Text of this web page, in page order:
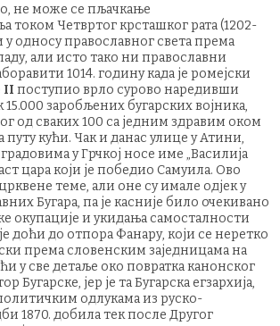
не може се пљачкање
током Четвртог крсташког рата (1202-
у односу православног света према
али исто тако ни православни
1014. годину када је ромејски
II поступио врло сурово наредивши
заробљених бугарских војника,
од сваких 100 са једним здравим оком
путу кући. Чак и данас улице у Атини,
у Грчкој носе име „Василија
цара који је победио Самуила. Ово
теме, али оне су имале одјек у
Бугара, па је касније било очекивано
окупације и укидања самосталности
доћи до отпора Фанару, који се неретко
према словенским заједницама на
у све детаље око повратка канонског
Бугарске, јер је та Бугарска егзархија,
одлукама из руско-
1870. добила тек после Другог